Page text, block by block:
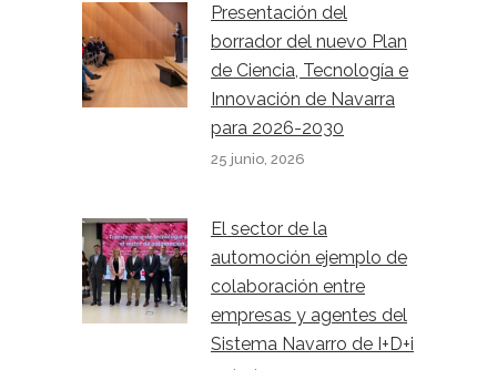
Presentación del
borrador del nuevo Plan
de Ciencia, Tecnología e
Innovación de Navarra
para 2026-2030
25 junio, 2026
El sector de la
automoción ejemplo de
colaboración entre
empresas y agentes del
Sistema Navarro de I+D+i